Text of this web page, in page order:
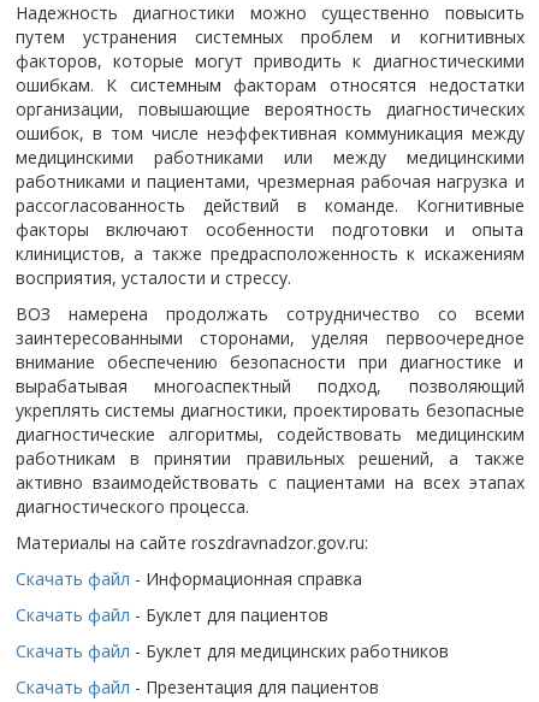
Надежность диагностики можно существенно повысить
путем устранения системных проблем и когнитивных
факторов, которые могут приводить к диагностическими
ошибкам. К системным факторам относятся недостатки
организации, повышающие вероятность диагностических
ошибок, в том числе неэффективная коммуникация между
медицинскими работниками или между медицинскими
работниками и пациентами, чрезмерная рабочая нагрузка и
рассогласованность действий в команде. Когнитивные
факторы включают особенности подготовки и опыта
клиницистов, а также предрасположенность к искажениям
восприятия, усталости и стрессу.
ВОЗ намерена продолжать сотрудничество со всеми
заинтересованными сторонами, уделяя первоочередное
внимание обеспечению безопасности при диагностике и
вырабатывая многоаспектный подход, позволяющий
укреплять системы диагностики, проектировать безопасные
диагностические алгоритмы, содействовать медицинским
работникам в принятии правильных решений, а также
активно взаимодействовать с пациентами на всех этапах
диагностического процесса.
Материалы на сайте roszdravnadzor.gov.ru:
Скачать файл - Информационная справка
Скачать файл - Буклет для пациентов
Скачать файл - Буклет для медицинских работников
Скачать файл - Презентация для пациентов